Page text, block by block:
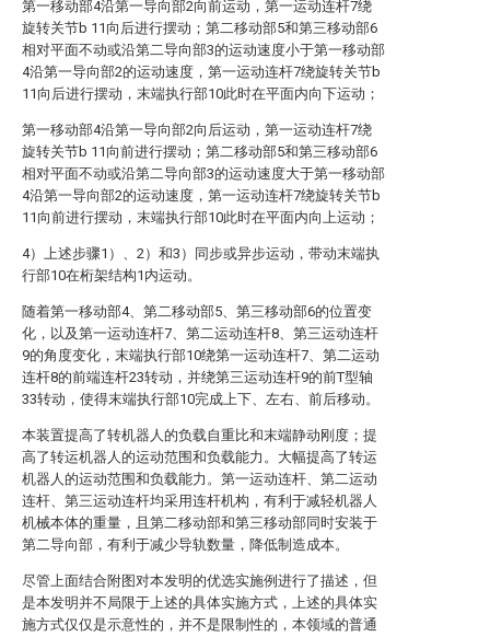
第一移动部4沿第一导向部2向前运动，第一运动连杆7绕
旋转关节b 11向后进行摆动；第二移动部5和第三移动部6
相对平面不动或沿第二导向部3的运动速度小于第一移动部
4沿第一导向部2的运动速度，第一运动连杆7绕旋转关节b
11向后进行摆动，末端执行部10此时在平面内向下运动；
第一移动部4沿第一导向部2向后运动，第一运动连杆7绕
旋转关节b 11向前进行摆动；第二移动部5和第三移动部6
相对平面不动或沿第二导向部3的运动速度大于第一移动部
4沿第一导向部2的运动速度，第一运动连杆7绕旋转关节b
11向前进行摆动，末端执行部10此时在平面内向上运动；
4）上述步骤1）、2）和3）同步或异步运动，带动末端执
行部10在桁架结构1内运动。
随着第一移动部4、第二移动部5、第三移动部6的位置变
化，以及第一运动连杆7、第二运动连杆8、第三运动连杆
9的角度变化，末端执行部10绕第一运动连杆7、第二运动
连杆8的前端连杆23转动，并绕第三运动连杆9的前T型轴
33转动，使得末端执行部10完成上下、左右、前后移动。
本装置提高了转机器人的负载自重比和末端静动刚度；提
高了转运机器人的运动范围和负载能力。大幅提高了转运
机器人的运动范围和负载能力。第一运动连杆、第二运动
连杆、第三运动连杆均采用连杆机构，有利于减轻机器人
机械本体的重量，且第二移动部和第三移动部同时安装于
第二导向部，有利于减少导轨数量，降低制造成本。
尽管上面结合附图对本发明的优选实施例进行了描述，但
是本发明并不局限于上述的具体实施方式，上述的具体实
施方式仅仅是示意性的，并不是限制性的，本领域的普通